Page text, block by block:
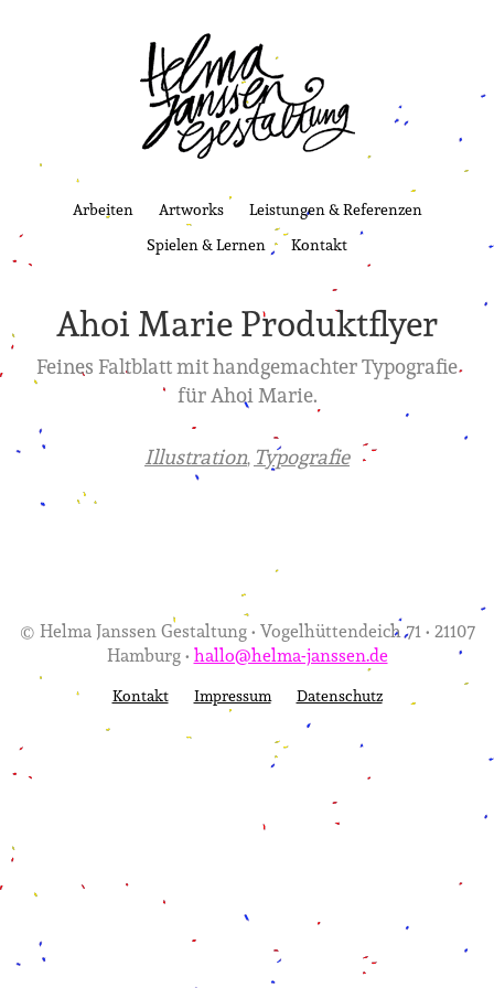
Arbeiten Artworks
Leistungen & Referenzen
Spielen & Lernen
Kontakt
Ahoi Marie Produktflyer
Feines Faltblatt mit handgemachter Typografie
für Ahoi Marie.
Illustration, Typografie
© Helma Janssen Gestaltung • Vogelhüttendeich 71 • 21107
Hamburg • hallo@helma-janssen.de
Kontakt Impressum Datenschutz